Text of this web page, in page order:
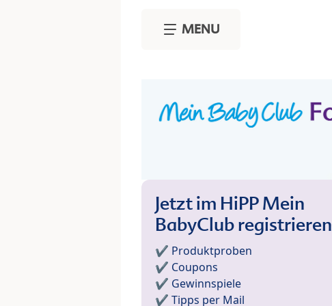
MENU
Jetzt im HiPP Mein
BabyClub registrieren
✔️ Produktproben
✔️ Coupons
✔️ Gewinnspiele
✔️ Tipps per Mail